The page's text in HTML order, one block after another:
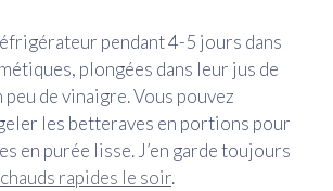
pendant 4-5 jours dans
plongées dans leur jus de
peu de vinaigre. Vous pouvez
les betteraves en portions pour
en purée lisse. J’en garde toujours
rapides le soir.